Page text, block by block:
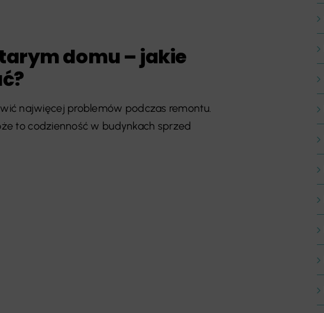
domu – jakie
najwięcej problemów podczas remontu.
to codzienność w budynkach sprzed